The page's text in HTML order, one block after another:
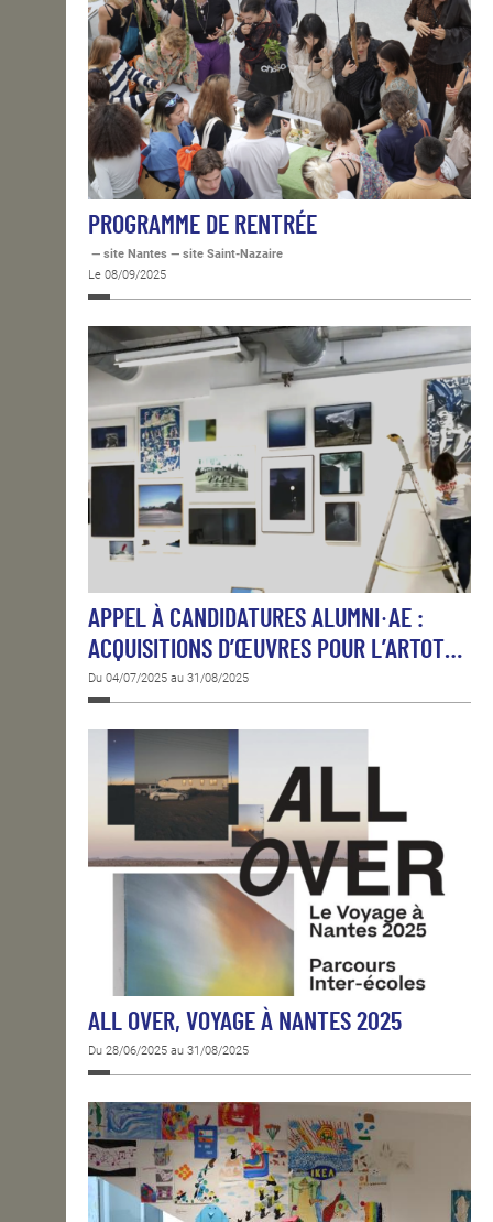
PROGRAMME DE RENTRÉE
— site Nantes — site Saint-Nazaire
Le 08/09/2025
APPEL À CANDIDATURES ALUMNI·AE :
ACQUISITIONS D’ŒUVRES POUR L’ARTOT…
Du 04/07/2025 au 31/08/2025
ALL OVER, VOYAGE À NANTES 2025
Du 28/06/2025 au 31/08/2025